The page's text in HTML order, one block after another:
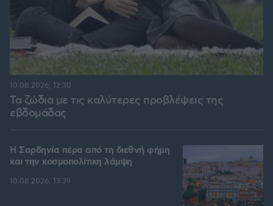
Τα ζώδια με τις καλύτερες προβλέψεις της
εβδομάδας
10.08.2026, 12:30
Η Σαρδηνία πέρα από τη διεθνή φήμη
και την κοσμοπολίτικη λάμψη
10.08.2026, 13:39